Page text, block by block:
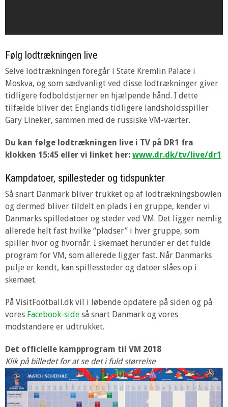
Følg lodtrækningen live
Selve lodtrækningen foregår i State Kremlin Palace i
Moskva, og som sædvanligt ved disse lodtrækninger giver
tidligere fodboldstjerner en hjælpende hånd. I dette
tilfælde bliver det Englands tidligere landsholdsspiller
Gary Lineker, sammen med de russiske VM-værter.
Du kan følge lodtrækningen live i TV på DR1 fra
klokken 15:45 eller vi linket her: www.dr.dk/tv/live/dr1
Kampdatoer, spillesteder og tidspunkter
Så snart Danmark bliver trukket op af lodtrækningsbowlen
og dermed bliver tildelt en plads i en gruppe, kender vi
Danmarks spilledatoer og steder ved VM. Det ligger nemlig
allerede helt fast hvilke “pladser” i hver gruppe, som
spiller hvor og hvornår. I skemaet herunder er det fulde
program for VM, som allerede ligger fast. Når Danmarks
pulje er kendt, kan spillessteder og datoer slåes op i
skemaet.
På VisitFootball.dk vil i løbende opdatere på siden og på
vores Facebook-side så snart Danmark og vores
modstandere er udtrukket.
Det officielle kampprogram til VM 2018
Klik på billedet for at se det i fuld størrelse